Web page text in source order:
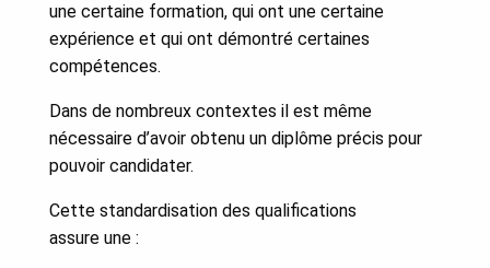
une certaine formation, qui ont une certaine
expérience et qui ont démontré certaines
compétences.
Dans de nombreux contextes il est même
nécessaire d’avoir obtenu un diplôme précis pour
pouvoir candidater.
Cette standardisation des qualifications
assure une :